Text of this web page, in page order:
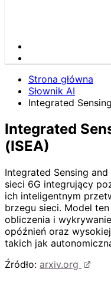
Strona główna
Słownik AI
Integrated
Integrated
(ISEA)
Integrated Sensing
sieci 6G integrujący
ich inteligentnym
brzegu sieci. Model
obliczenia i
opóźnień oraz
takich jak
Źródło: arxiv.org